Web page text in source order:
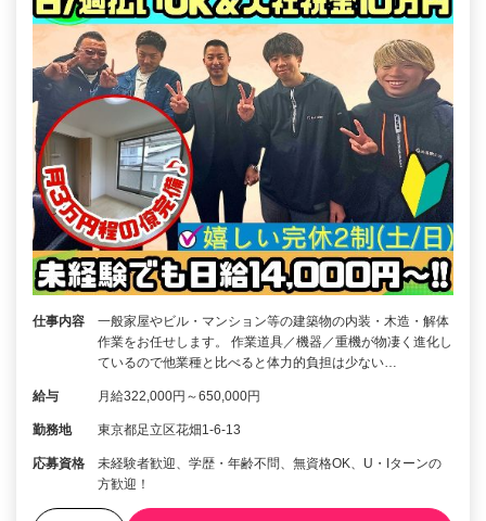
仕事内容
一般家屋やビル・マンション等の建築物の内装・木造・解体
作業をお任せします。 作業道具／機器／重機が物凄く進化し
ているので他業種と比べると体力的負担は少ない…
給与 月給322,000円～650,000円
勤務地 東京都足立区花畑1-6-13
応募資格
未経験者歓迎、学歴・年齢不問、無資格OK、U・Iターンの
方歓迎！